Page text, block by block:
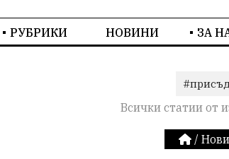
РУБРИКИ НОВИНИ ЗА
Всички статии от
/